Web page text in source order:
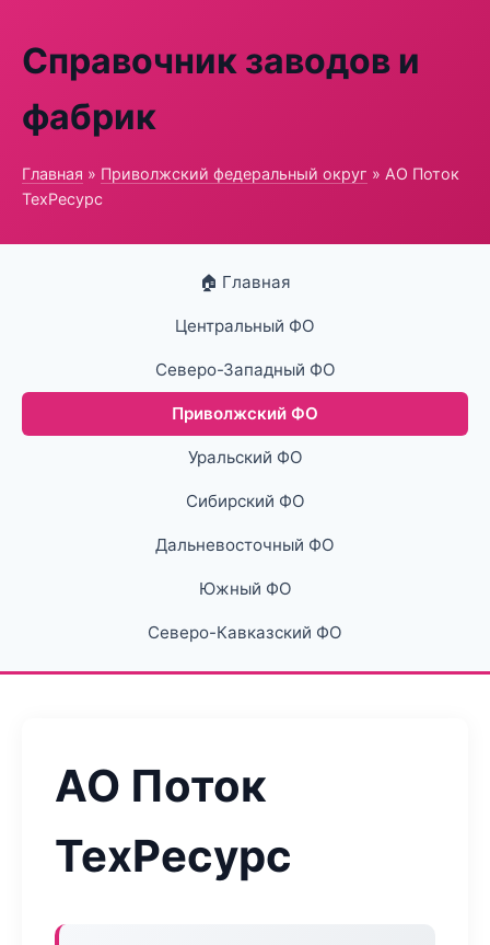
Справочник заводов и
фабрик
Главная » Приволжский федеральный округ » АО Поток
ТехРесурс
🏠 Главная
Центральный ФО
Северо-Западный ФО
Приволжский ФО
Уральский ФО
Сибирский ФО
Дальневосточный ФО
Южный ФО
Северо-Кавказский ФО
АО Поток
ТехРесурс